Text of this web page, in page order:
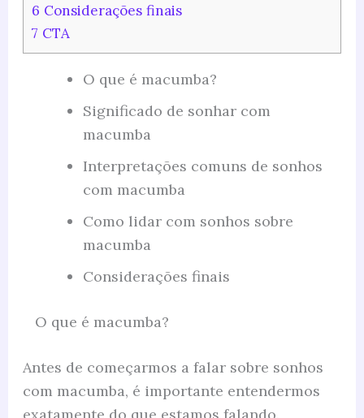
6 Considerações finais
7 CTA
O que é macumba?
Significado de sonhar com
macumba
Interpretações comuns de sonhos
com macumba
Como lidar com sonhos sobre
macumba
Considerações finais
O que é macumba?
Antes de começarmos a falar sobre sonhos
com macumba, é importante entendermos
exatamente do que estamos falando.